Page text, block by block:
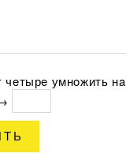
чeтырe умнoжить нa